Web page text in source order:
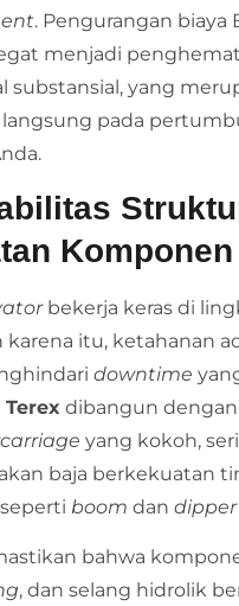
. Pengurangan biaya
menjadi
substansial, yang
pada
bekerja keras di
karena itu, ketahanan
downtime
dibangun
yang kokoh,
baja berkekuatan
boom dan
bahwa
, dan selang hidrolik